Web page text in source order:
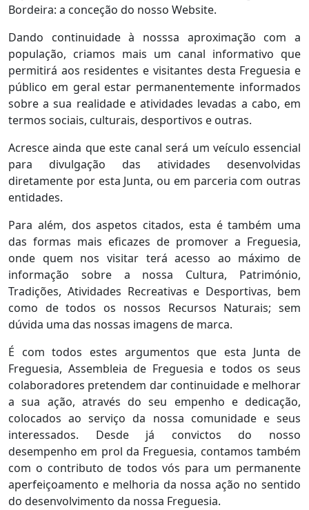
Bordeira: a conceção do nosso Website.
Dando continuidade à nosssa aproximação com a
população, criamos mais um canal informativo que
permitirá aos residentes e visitantes desta Freguesia e
público em geral estar permanentemente informados
sobre a sua realidade e atividades levadas a cabo, em
termos sociais, culturais, desportivos e outras.
Acresce ainda que este canal será um veículo essencial
para divulgação das atividades desenvolvidas
diretamente por esta Junta, ou em parceria com outras
entidades.
Para além, dos aspetos citados, esta é também uma
das formas mais eficazes de promover a Freguesia,
onde quem nos visitar terá acesso ao máximo de
informação sobre a nossa Cultura, Património,
Tradições, Atividades Recreativas e Desportivas, bem
como de todos os nossos Recursos Naturais; sem
dúvida uma das nossas imagens de marca.
É com todos estes argumentos que esta Junta de
Freguesia, Assembleia de Freguesia e todos os seus
colaboradores pretendem dar continuidade e melhorar
a sua ação, através do seu empenho e dedicação,
colocados ao serviço da nossa comunidade e seus
interessados. Desde já convictos do nosso
desempenho em prol da Freguesia, contamos também
com o contributo de todos vós para um permanente
aperfeiçoamento e melhoria da nossa ação no sentido
do desenvolvimento da nossa Freguesia.